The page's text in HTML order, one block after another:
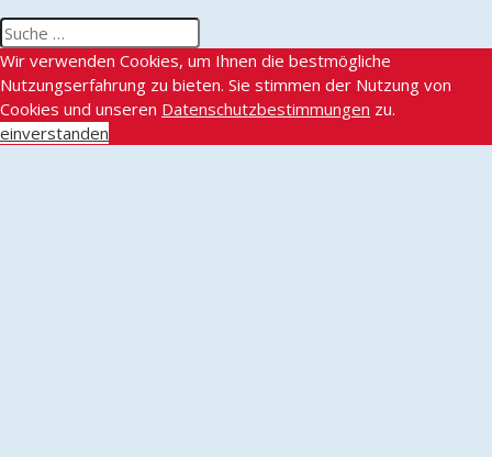
Wir verwenden Cookies, um Ihnen die bestmögliche
Nutzungserfahrung zu bieten. Sie stimmen der Nutzung von
Cookies und unseren Datenschutzbestimmungen zu.
einverstanden